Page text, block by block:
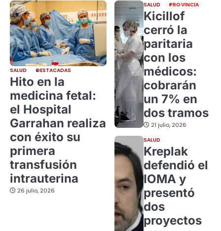
SALUD DESTACADAS
Hito en la
medicina fetal:
el Hospital
Garrahan realiza
con éxito su
primera
transfusión
intrauterina
26 julio, 2026
SALUD PROVINCIA
Kicillof
cerró la
paritaria
con los
médicos:
cobrarán
un 7% en
dos tramos
21 julio, 2026
SALUD
Kreplak
defendió el
IOMA y
presentó
dos
proyectos